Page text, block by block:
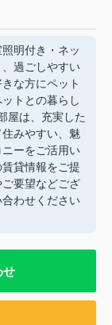
明付き・ネッ
過ごしやすい
な方にペット
トとの暮らし
屋は、充実した
みやすい、魅
ーをご活用い
貸情報をご提
要望などござ
わせください
せ